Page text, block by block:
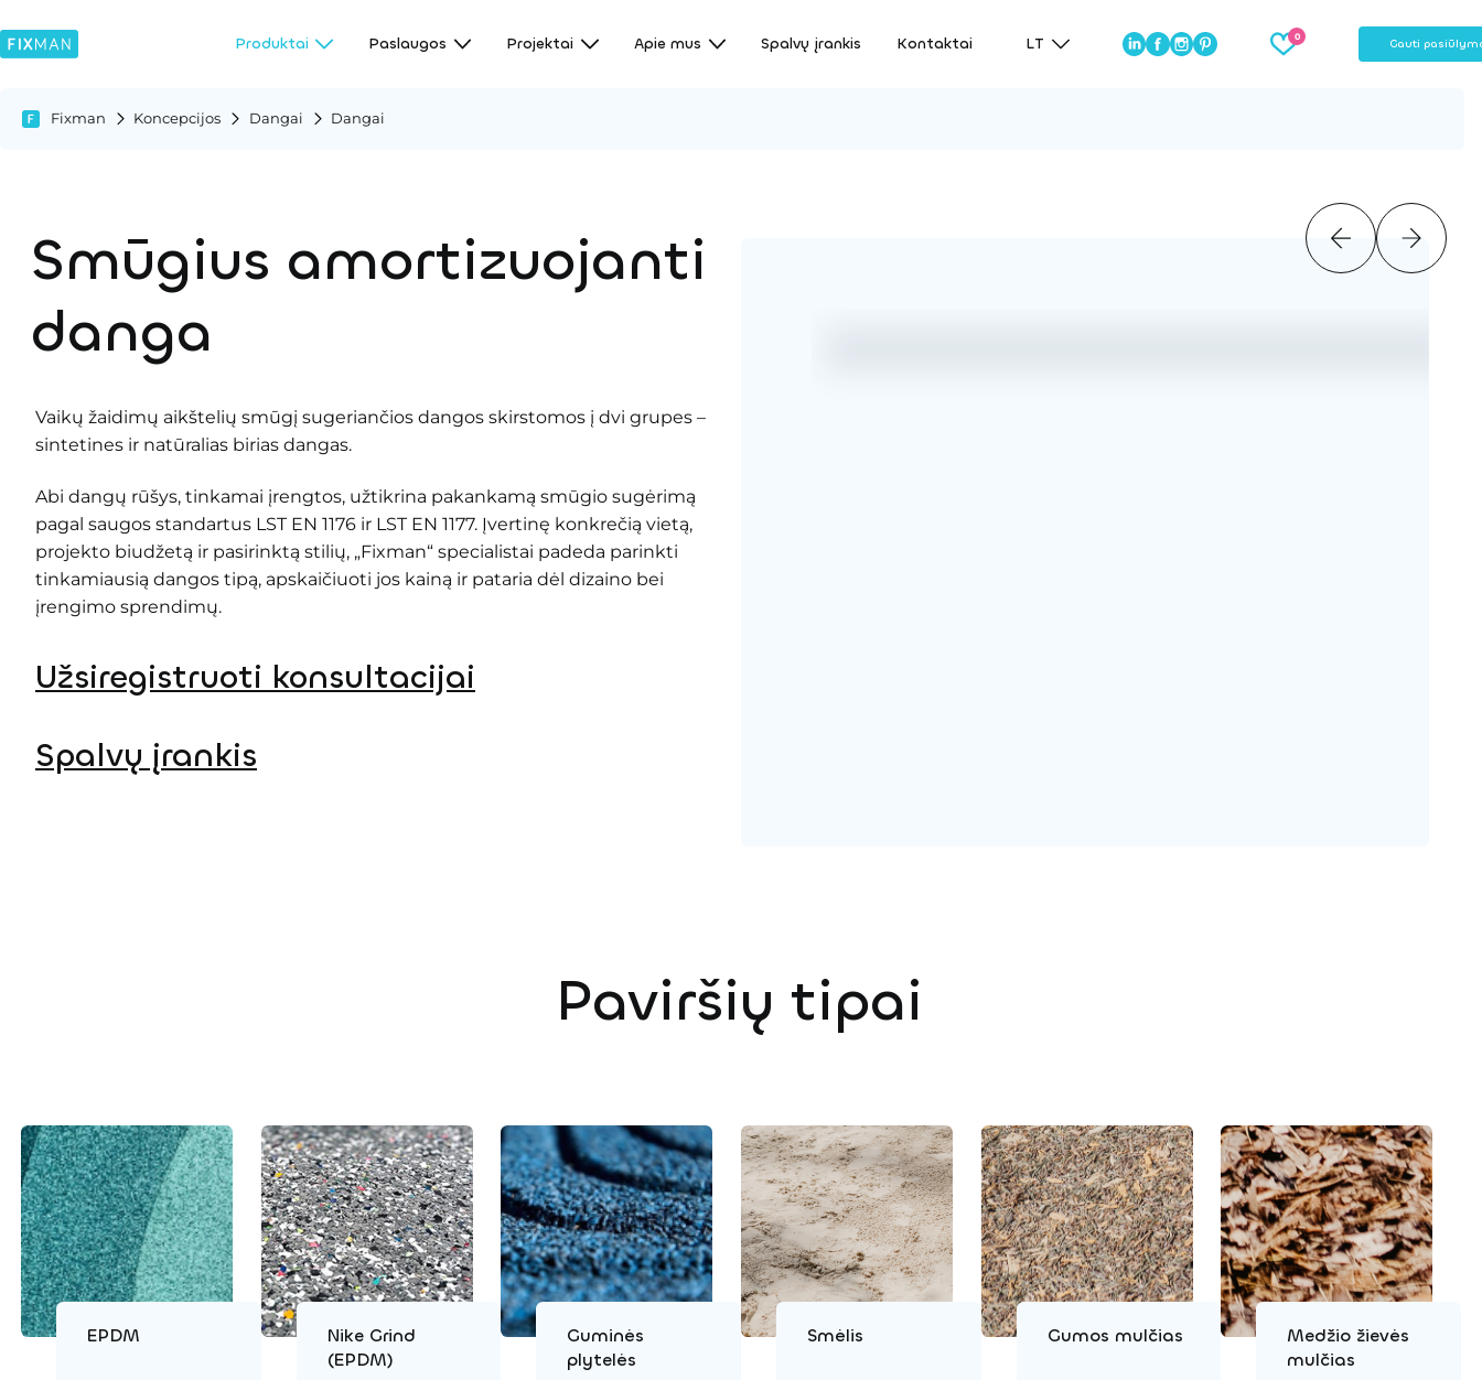
Produktai Paslaugos Projektai Apie mus Spalvų įrankis Kontaktai LT Gauti
Fixman Koncepcijos Dangai Dangai
Smūgius amortizuojanti
danga
Vaikų žaidimų aikštelių smūgį sugeriančios dangos skirstomos į dvi grupes –
sintetines ir natūralias birias dangas.
Abi dangų rūšys, tinkamai įrengtos, užtikrina pakankamą smūgio sugėrimą
pagal saugos standartus LST EN 1176 ir LST EN 1177. Įvertinę konkrečią vietą,
projekto biudžetą ir pasirinktą stilių, „Fixman“ specialistai padeda parinkti
tinkamiausią dangos tipą, apskaičiuoti jos kainą ir pataria dėl dizaino bei
įrengimo sprendimų.
Užsiregistruoti konsultacijai
Spalvų įrankis
Paviršių tipai
EPDM
Nike Grind
(EPDM)
Guminės
plytelės
Smėlis Gumos mulčias
Medžio žievės
mulčias